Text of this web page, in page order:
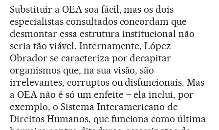
Substituir a OEA soa fácil, mas os dois
especialistas consultados concordam que
desmontar essa estrutura institucional não
seria tão viável. Internamente, López
Obrador se caracteriza por decapitar
organismos que, na sua visão, são
irrelevantes, corruptos ou disfuncionais. Mas
a OEA não é só um enfeite – ela inclui, por
exemplo, o Sistema Interamericano de
Direitos Humanos, que funciona como última